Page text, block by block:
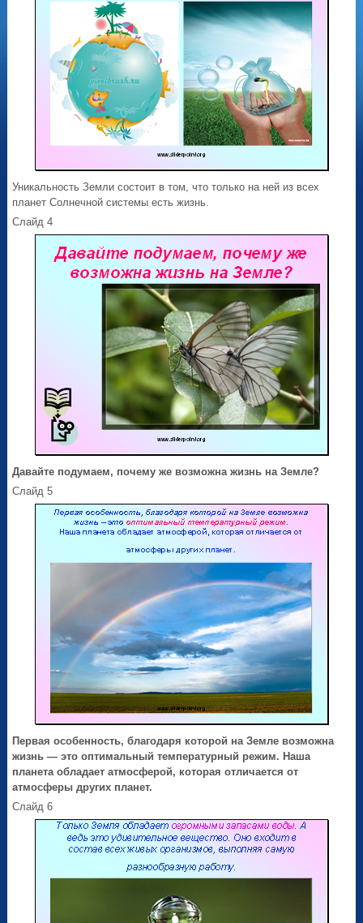
Уникальность Земли состоит в том, что только на ней из всех
планет Солнечной системы есть жизнь.
Слайд 4
Давайте подумаем, почему же возможна жизнь на Земле?
Слайд 5
Первая особенность, благодаря которой на Земле возможна
жизнь — этооптимальный температурный режим. Наша
планета обладает атмосферой, которая отличается от
атмосферы других планет.
Слайд 6